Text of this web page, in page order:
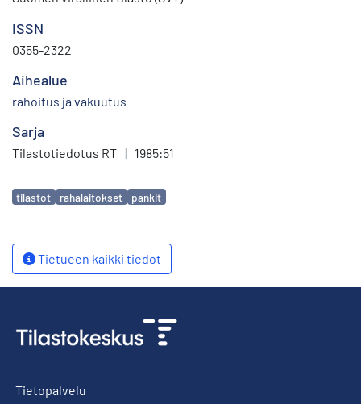
ISSN
0355-2322
Aihealue
rahoitus ja vakuutus
Sarja
Tilastotiedotus RT | 1985:51
Avainsanat
tilastot rahalaitokset pankit
Tietueen kaikki tiedot
Tietopalvelu